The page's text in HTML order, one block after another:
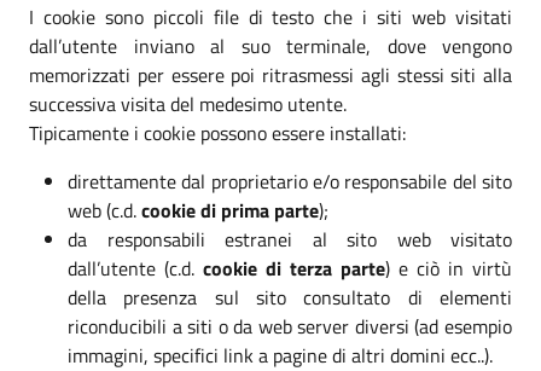
I cookie sono piccoli file di testo che i siti web visitati
dall’utente inviano al suo terminale, dove vengono
memorizzati per essere poi ritrasmessi agli stessi siti alla
successiva visita del medesimo utente.
Tipicamente i cookie possono essere installati:
direttamente dal proprietario e/o responsabile del sito
web (c.d.cookie di prima parte);
da responsabili estranei al sito web visitato
dall’utente (c.d. cookie di terza parte) e ciò in virtù
della presenza sul sito consultato di elementi
riconducibili a siti o da web server diversi (ad esempio
immagini, specifici link a pagine di altri domini ecc..).